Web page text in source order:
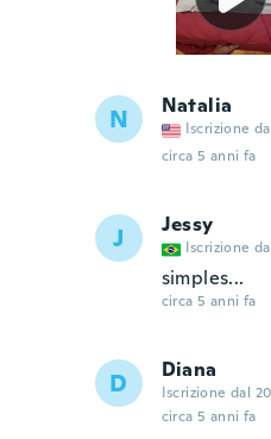
N Natalia
Iscrizione
circa 5 anni fa
J Jessy
Iscrizione
simples...
circa 5 anni fa
D Diana
Iscrizione dal
circa 5 anni fa